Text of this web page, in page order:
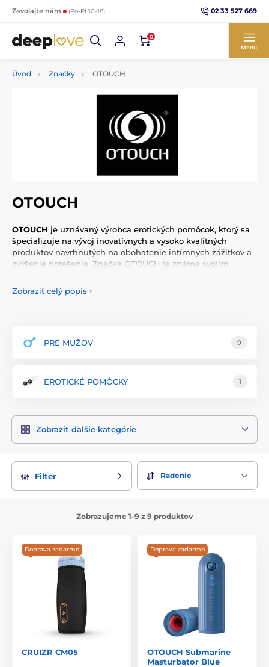
Zavolajte nám (Po-Pi 10-18) 02 33 527 669
0
Menu
Úvod Značky OTOUCH
OTOUCH
OTOUCH je uznávaný výrobca erotických pomôcok, ktorý sa
špecializuje na vývoj inovatívnych a vysoko kvalitných
produktov navrhnutých na obohatenie intímnych zážitkov a
zvýšenie potešenia. Značka OTOUCH je známa svojím
používateľov, čo jej prinieslo obľubu medzi zákazníkmi po
celom svete.
neporézne a bezpečné pre telo. Tento materiál zaručuje
kvality, aby spĺňal najvyššie štandardy a poskytoval
výnimočný zážitok.
pomôcok vrátane vibrátorov, stimulátorov, masážnych
prútikov a párových pomôcok. Každý produkt je navrhnutý s
ohľadom na ergonomický tvar a maximálne uspokojenie.
sú rôzne režimy vibrácií, nastaviteľné rýchlosti a intuitívne
ovládanie, ktoré umožňujú jedinečný a personalizovaný
zážitok.
výrobkov, pričom každý kus je navrhnutý s ohľadom na
podrobné návody na použitie a údržbu každého produktu,
čo zaručuje maximálnu spokojnosť zákazníkov.
S OTOUCH si môžete byť istí, že získate produkty, ktoré
kombinujú inováciu, kvalitu a štýl, aby poskytli jedinečné a
nezabudnuteľné intímne zážitky. Objavte nové dimenzie
potešenia s produktmi od OTOUCH.
Zobraziť celý popis ›
PRE MUŽOV 9
EROTICKÉ POMÔCKY 1
Zobraziť ďalšie kategórie
Filter Radenie
Zobrazujeme 1-9 z 9 produktov
Doprava zadarmo
CRUIZR CM05
Doprava zadarmo
OTOUCH Submarine
Masturbator Blue